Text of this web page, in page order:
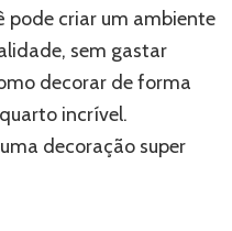
pode criar um ambiente
sem gastar
decorar de forma
incrível.
decoração super